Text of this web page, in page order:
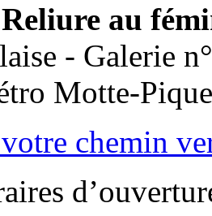
Reliure au
- Galerie
Motte-
chemin